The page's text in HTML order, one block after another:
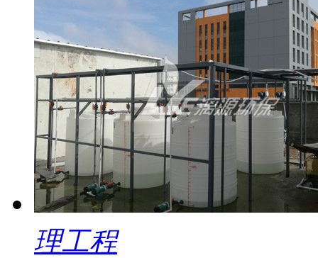
理工程